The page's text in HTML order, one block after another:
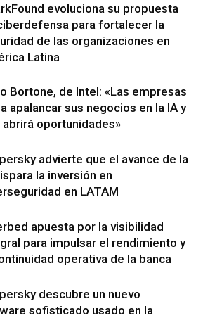
evoluciona su propuesta
para fortalecer la
de las organizaciones en
Latina
Bortone, de Intel: «Las empresas
apalancar sus negocios en la IA y
abrirá oportunidades»
advierte que el avance de la
la inversión en
en LATAM
apuesta por la visibilidad
para impulsar el rendimiento y
operativa de la banca
descubre un nuevo
sofisticado usado en la